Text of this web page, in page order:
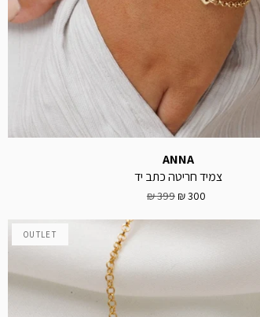
ANNA
צמיד חריטה כתב יד
300 ₪
399 ₪
OUTLET